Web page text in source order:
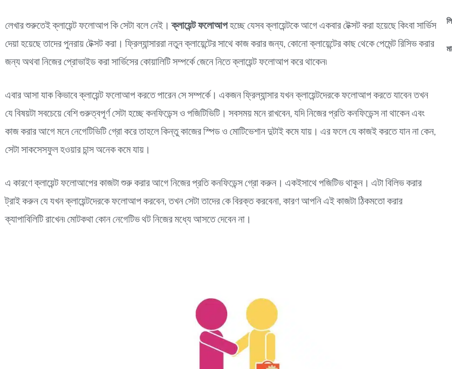
লেখার শুরুতেই ক্লায়েন্ট ফলোআপ কি সেটা বলে নেই।ক্লায়েন্ট ফলোআপহচ্ছে যেসব ক্লায়েন্টকে আগে একবার টেক্সট করা হয়েছে কিংবা সার্ভিস
দেয়া হয়েছে তাদের পুনরায় টেক্সট করা। ফ্রিল্যান্সাররা নতুন ক্লায়েন্টের সাথে কাজ করার জন্য, কোনো ক্লায়েন্টের কাছ থেকে পেমেন্ট রিসিভ করার
জন্য অথবা নিজের প্রোভাইড করা সার্ভিসের কোয়ালিটি সম্পর্কে জেনে নিতে ক্লায়েন্ট ফলোআপ করে থাকেন৷
এবার আসা যাক কিভাবে ক্লায়েন্ট ফলোআপ করতে পারেন সে সম্পর্কে। একজন ফ্রিল্যান্সার যখন ক্লায়েন্টদেরকে ফলোআপ করতে যাবেন তখন
যে বিষয়টা সবচেয়ে বেশি গুরুত্বপূর্ণ সেটা হচ্ছে কনফিডেন্স ও পজিটিভিটি। সবসময় মনে রাখবেন, যদি নিজের প্রতি কনফিডেন্স না থাকেন এবং
কাজ করার আগে মনে নেগেটিভিটি গ্রো করে তাহলে কিন্তু কাজের স্পিড ও মোটিভেশান দুটাই কমে যায়। এর ফলে যে কাজই করতে যান না কেন,
সেটা সাকসেসফুল হওয়ার চান্স অনেক কমে যায়।
এ কারণে ক্লায়েন্ট ফলোআপের কাজটা শুরু করার আগে নিজের প্রতি কনফিডেন্স গ্রো করুন। একইসাথে পজিটিভ থাকুন। এটা বিলিভ করার
ট্রাই করুন যে যখন ক্লায়েন্টদেরকে ফলোআপ করবেন, তখন সেটা তাদের কে বিরক্ত করবেনা, কারণ আপনি এই কাজটা ঠিকমতো করার
ক্যাপাবিলিটি রাখেন৷ মোটকথা কোন নেগেটিভ থট নিজের মধ্যে আসতে দেবেন না।